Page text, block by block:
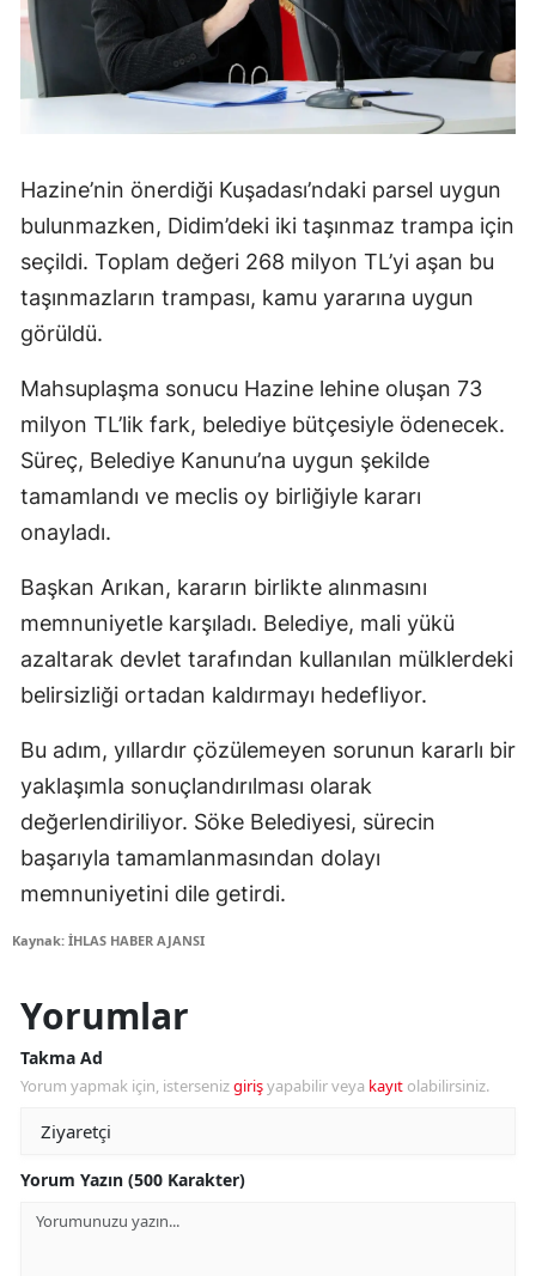
Hazine’nin önerdiği Kuşadası’ndaki parsel uygun
bulunmazken, Didim’deki iki taşınmaz trampa için
seçildi. Toplam değeri 268 milyon TL’yi aşan bu
taşınmazların trampası, kamu yararına uygun
görüldü.
Mahsuplaşma sonucu Hazine lehine oluşan 73
milyon TL’lik fark, belediye bütçesiyle ödenecek.
Süreç, Belediye Kanunu’na uygun şekilde
tamamlandı ve meclis oy birliğiyle kararı
onayladı.
Başkan Arıkan, kararın birlikte alınmasını
memnuniyetle karşıladı. Belediye, mali yükü
azaltarak devlet tarafından kullanılan mülklerdeki
belirsizliği ortadan kaldırmayı hedefliyor.
Bu adım, yıllardır çözülemeyen sorunun kararlı bir
yaklaşımla sonuçlandırılması olarak
değerlendiriliyor. Söke Belediyesi, sürecin
başarıyla tamamlanmasından dolayı
memnuniyetini dile getirdi.
Kaynak: İHLAS HABER AJANSI
Yorumlar
Takma Ad
Yorum yapmak için, istersenizgirişyapabilir veya kayıt olabilirsiniz.
Yorum Yazın (500 Karakter)